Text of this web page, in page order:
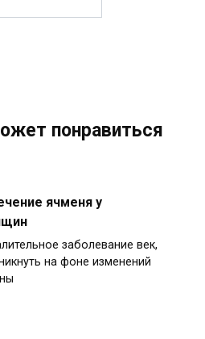
понравиться
ячменя у
заболевание век,
на фоне изменений